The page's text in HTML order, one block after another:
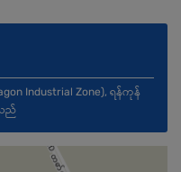
Industrial Zone), ရန်ကုန်
သည်